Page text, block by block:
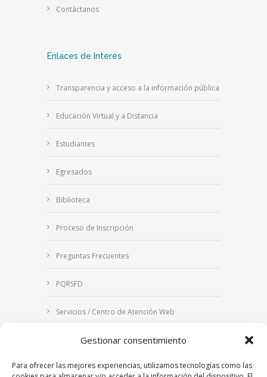
Gestionar consentimiento
Para ofrecer las mejores experiencias, utilizamos tecnologías como las
Contáctanos
Enlaces de Interés
Transparencia y acceso a la información pública
Educación Virtual y a Distancia
Estudiantes
Egresados
Biblioteca
Proceso de Inscripción
Preguntas Frecuentes
PQRSFD
Servicios / Centro de Atención Web
Correo Institucional
Notificaciones judiciales